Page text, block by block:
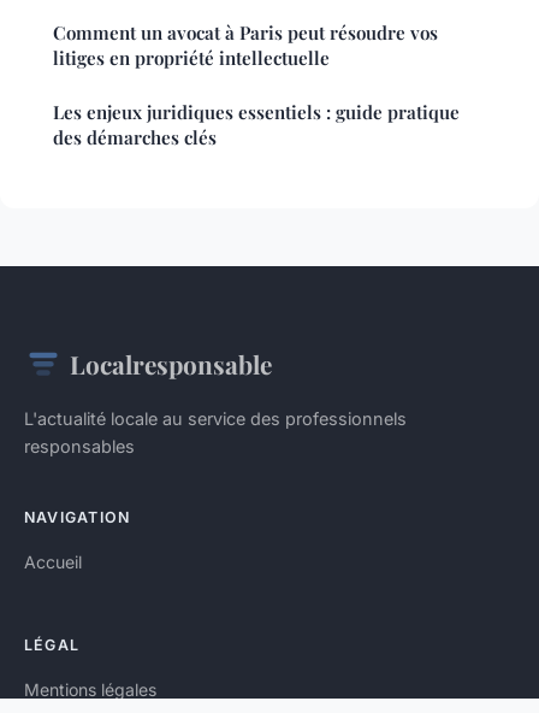
Comment un avocat à Paris peut résoudre vos
litiges en propriété intellectuelle
Les enjeux juridiques essentiels : guide pratique
des démarches clés
Localresponsable
L'actualité locale au service des professionnels
responsables
NAVIGATION
Accueil
LÉGAL
Mentions légales